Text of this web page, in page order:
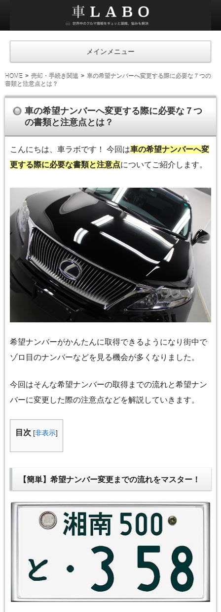
ラ
ボ
メインメニュー
HOME 売却・手続き関連
車の希望ナンバーへ変更する際に必要な７つの
書類と注意点とは？
車の希望ナンバーへ変更する際に必要な７つ
の書類と注意点とは？
こんにちは、車ラボです！ 今回は車の希望ナンバーへ変
更する際に必要な書類と注意点についてご紹介します。
希望ナンバーがかんたんに取得できるようになり街中で
ゾロ目のナンバーなどを見る機会が多くなりました。
今回はそんな希望ナンバーの取得までの流れと希望ナン
バーに変更した際の注意点などを解説していきます。
目次 [非表示]
【簡単】希望ナンバー変更までの流れをマスター！